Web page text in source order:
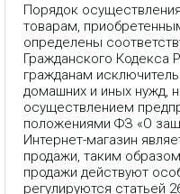
Порядок
товарам,
определены
Гражданского Кодекса
гражданам
домашних и иных нужд,
осуществлением
положениями ФЗ «О
Интернет-магазин
продажи, таким
продажи действуют
регулируются статьей